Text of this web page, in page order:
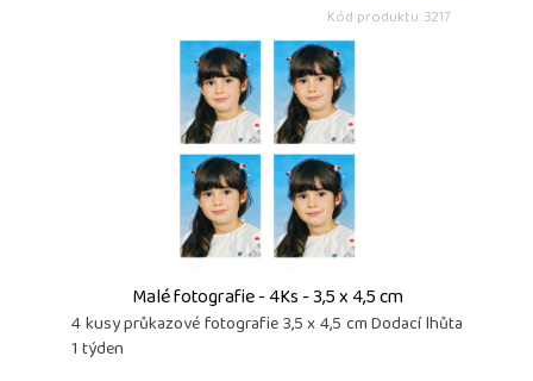
Kód produktu: 3217
Malé fotografie - 4Ks - 3,5 x 4,5 cm
4 kusy průkazové fotografie 3,5 x 4,5 cm Dodací lhůta
1 týden